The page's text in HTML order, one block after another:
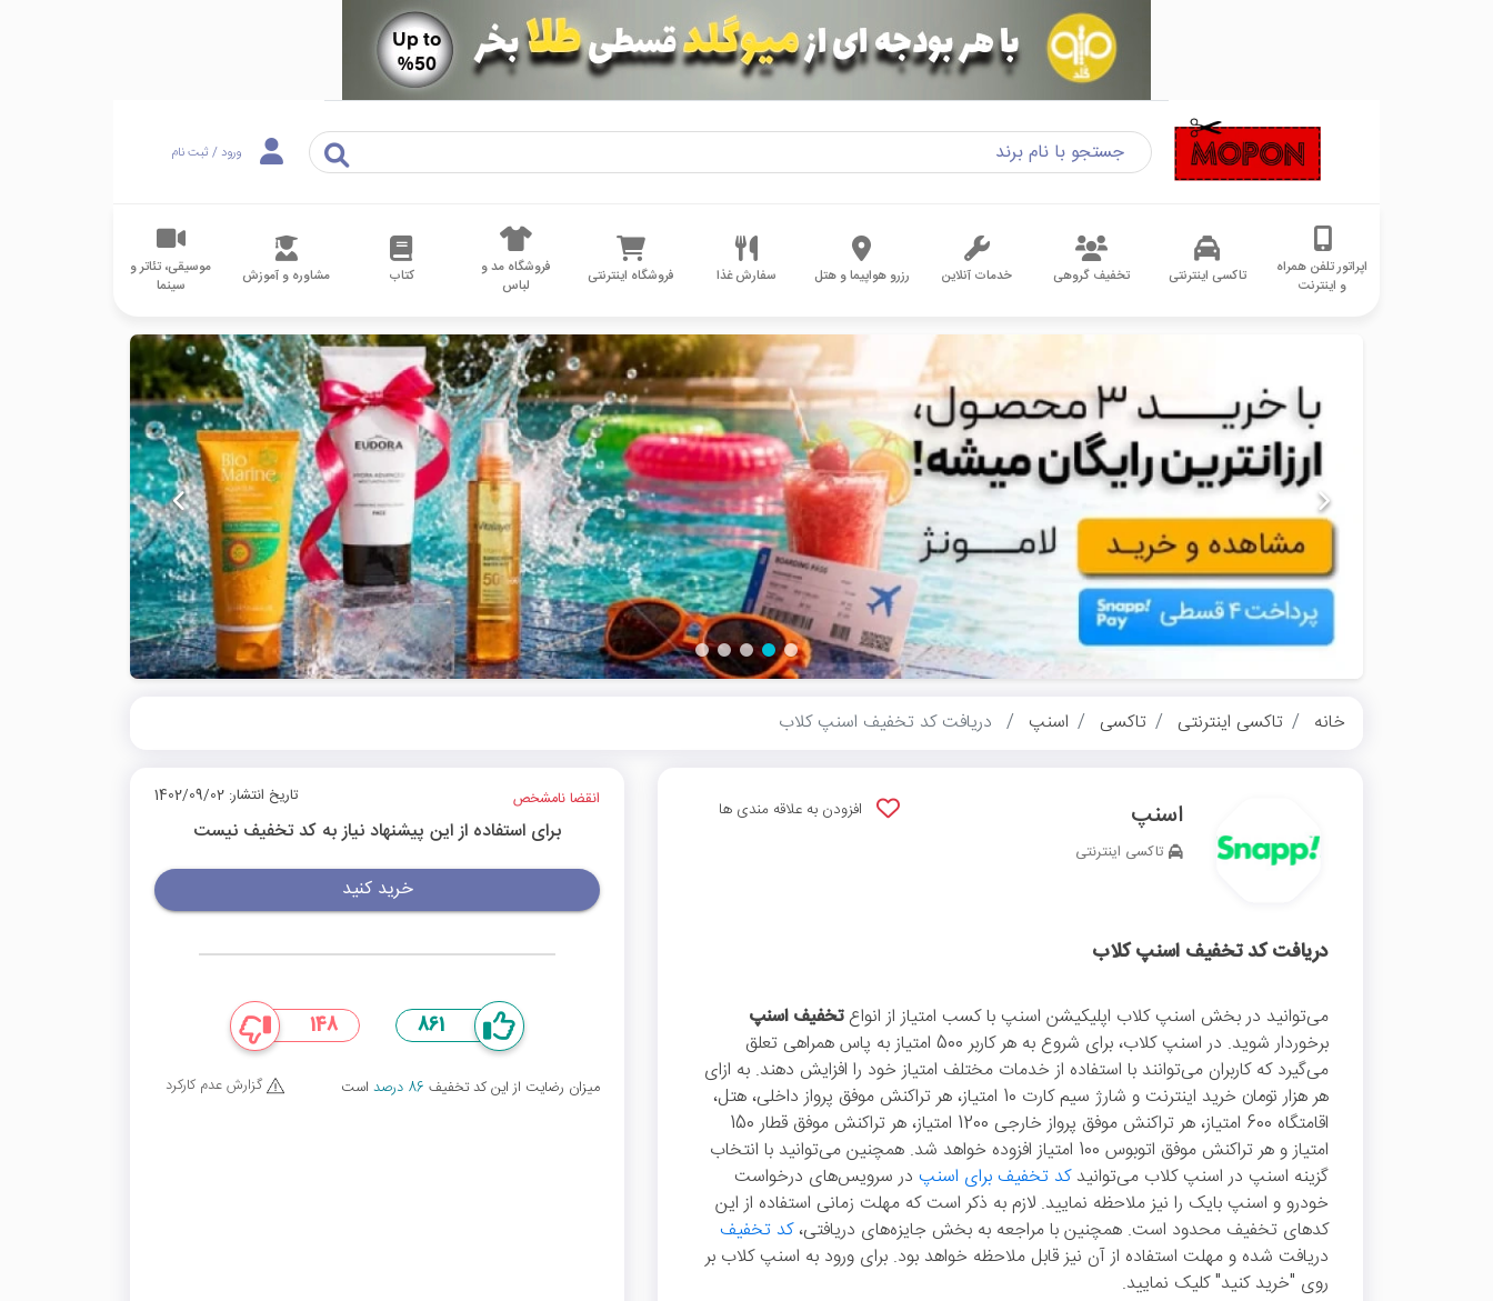
ورود / ثبت نام
اپراتور تلفن همراه
و اینترنت
تاکسی اینترنتی تخفیف گروهی خدمات آنلاین رزرو هواپیما و هتل سفارش غذا فروشگاه اینترنتی
فروشگاه مد و
لباس
کتاب مشاوره و آموزش
موسیقی، تئاتر و
سینما
خانه تاکسی اینترنتی تاکسی اسنپ دریافت کد تخفیف اسنپ کلاب
اسنپ
تاکسی اینترنتی
افزودن به علاقه مندی ها
دریافت کد تخفیف اسنپ کلاب
می‌توانید در بخش اسنپ کلاب اپلیکیشن اسنپ با کسب امتیاز از انواعتخفیف اسنپ
برخوردار شوید. در اسنپ کلاب، برای شروع به هر کاربر 500 امتیاز به پاس همراهی تعلق
می‌گیرد که کاربران می‌توانند با استفاده از خدمات مختلف امتیاز خود را افزایش دهند. به ازای
هر هزار تومان خرید اینترنت و شارژ سیم کارت 10 امتیاز، هر تراکنش موفق پرواز داخلی، هتل،
اقامتگاه 600 امتیاز، هر تراکنش موفق پرواز خارجی 1200 امتیاز، هر تراکنش موفق قطار 150
امتیاز و هر تراکنش موفق اتوبوس 100 امتیاز افزوده خواهد شد. همچنین می‌توانید با انتخاب
گزینه اسنپ در اسنپ کلاب می‌توانیدکد تخفیف برای اسنپ در سرویس‌های درخواست
خودرو و اسنپ بایک را نیز ملاحظه نمایید. لازم به ذکر است که مهلت زمانی استفاده از این
کدهای تخفیف محدود است. همچنین با مراجعه به بخش جایزه‌های دریافتی،کد تخفیف
دریافت شده و مهلت استفاده از آن نیز قابل ملاحظه خواهد بود. برای ورود به اسنپ کلاب بر
روی "خرید کنید" کلیک نمایید.
انقضا نامشخص تاریخ انتشار: 1402/09/02
برای استفاده از این پیشنهاد نیاز به کد تخفیف نیست
خرید کنید
861
148
میزان رضایت از این کد تخفیف 86 درصد است گزارش عدم کارکرد